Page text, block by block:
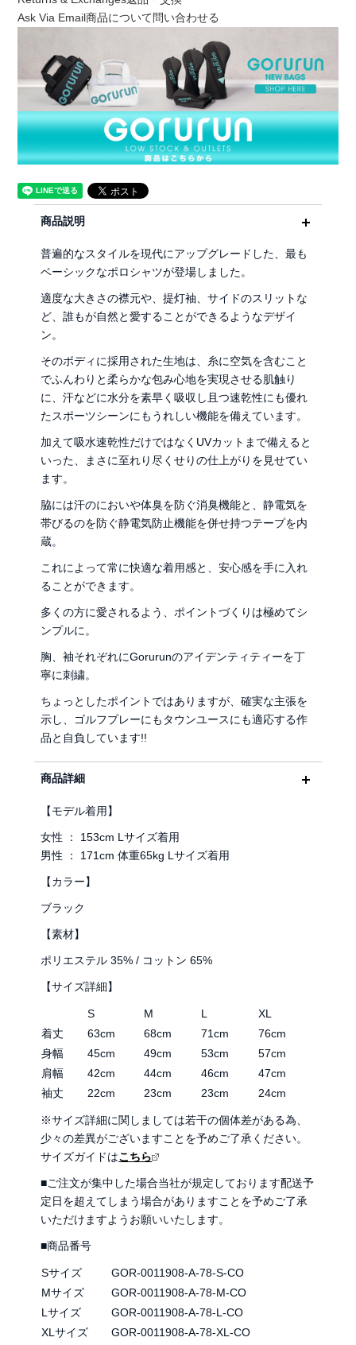
Ask Via Email商品について問い合わせる
商品説明
普遍的なスタイルを現代にアップグレードした、最も
ベーシックなポロシャツが登場しました。
適度な大きさの襟元や、提灯袖、サイドのスリットな
ど、誰もが自然と愛することができるようなデザイ
ン。
そのボディに採用された生地は、糸に空気を含むこと
でふんわりと柔らかな包み心地を実現させる肌触り
に、汗などに水分を素早く吸収し且つ速乾性にも優れ
たスポーツシーンにもうれしい機能を備えています。
加えて吸水速乾性だけではなくUVカットまで備えると
いった、まさに至れり尽くせりの仕上がりを見せてい
ます。
脇には汗のにおいや体臭を防ぐ消臭機能と、静電気を
帯びるのを防ぐ静電気防止機能を併せ持つテープを内
蔵。
これによって常に快適な着用感と、安心感を手に入れ
ることができます。
多くの方に愛されるよう、ポイントづくりは極めてシ
ンプルに。
胸、袖それぞれにGorurunのアイデンティティーを丁
寧に刺繍。
ちょっとしたポイントではありますが、確実な主張を
示し、ゴルフプレーにもタウンユースにも適応する作
品と自負しています!!
商品詳細
【モデル着用】
女性 ： 153cm Lサイズ着用
男性 ： 171cm 体重65kg Lサイズ着用
【カラー】
ブラック
【素材】
ポリエステル 35% / コットン 65%
【サイズ詳細】
S M L
XL
着丈
63cm 68cm 71cm
76cm
身幅
45cm 49cm 53cm
57cm
肩幅
42cm 44cm 46cm
47cm
袖丈
22cm 23cm 23cm 24cm
※サイズ詳細に関しましては若干の個体差がある為、
少々の差異がございますことを予めご了承ください。
サイズガイドはこちら
■ご注文が集中した場合当社が規定しております配送予
定日を超えてしまう場合がありますことを予めご了承
いただけますようお願いいたします。
■商品番号
Sサイズ
GOR-0011908-A-78-S-CO
Mサイズ
GOR-0011908-A-78-M-CO
Lサイズ
GOR-0011908-A-78-L-CO
XLサイズ
GOR-0011908-A-78-XL-CO